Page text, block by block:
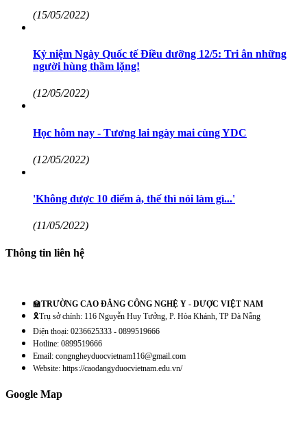
(15/05/2022)
Kỷ niệm Ngày Quốc tế Điều dưỡng 12/5: Tri ân những
người hùng thầm lặng!
(12/05/2022)
Học hôm nay - Tương lai ngày mai cùng YDC
(12/05/2022)
'Không được 10 điểm à, thế thì nói làm gì...'
(11/05/2022)
Thông tin liên hệ
🏫TRƯỜNG CAO ĐẲNG CÔNG NGHỆ Y - DƯỢC VIỆT NAM
🎗️Trụ sở chính: 116 Nguyễn Huy Tưởng, P. Hòa Khánh, TP Đà Nẵng
Điện thoại: 0236625333 - 0899519666
Hotline: 0899519666
Email: congngheyduocvietnam116@gmail.com
Website: https://caodangyduocvietnam.edu.vn/
Google Map